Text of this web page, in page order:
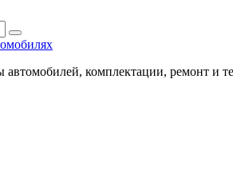
комплектации, ремонт и